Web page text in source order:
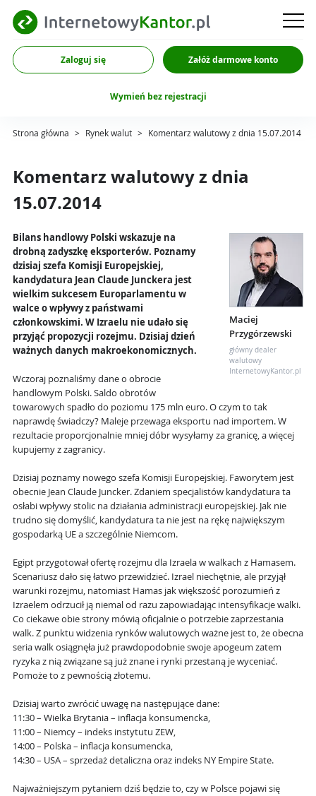
Zaloguj się Załóż darmowe konto
Wymień bez rejestracji
Strona główna > Rynek walut > Komentarz walutowy z dnia 15.07.2014
Komentarz walutowy z dnia
15.07.2014
Maciej
Przygórzewski
główny dealer
walutowy
InternetowyKantor.pl
Bilans handlowy Polski wskazuje na
drobną zadyszkę eksporterów. Poznamy
dzisiaj szefa Komisji Europejskiej,
kandydatura Jean Claude Junckera jest
wielkim sukcesem Europarlamentu w
walce o wpływy z państwami
członkowskimi. W Izraelu nie udało się
przyjąć propozycji rozejmu. Dzisiaj dzień
ważnych danych makroekonomicznych.
Wczoraj poznaliśmy dane o obrocie
handlowym Polski. Saldo obrotów
towarowych spadło do poziomu 175 mln euro. O czym to tak
naprawdę świadczy? Maleje przewaga eksportu nad importem. W
rezultacie proporcjonalnie mniej dóbr wysyłamy za granicę, a więcej
kupujemy z zagranicy.
Dzisiaj poznamy nowego szefa Komisji Europejskiej. Faworytem jest
obecnie Jean Claude Juncker. Zdaniem specjalistów kandydatura ta
osłabi wpływy stolic na działania administracji europejskiej. Jak nie
trudno się domyślić, kandydatura ta nie jest na rękę największym
gospodarką UE a szczególnie Niemcom.
Egipt przygotował ofertę rozejmu dla Izraela w walkach z Hamasem.
Scenariusz dało się łatwo przewidzieć. Izrael niechętnie, ale przyjął
warunki rozejmu, natomiast Hamas jak większość porozumień z
Izraelem odrzucił ją niemal od razu zapowiadając intensyfikacje walki.
Co ciekawe obie strony mówią oficjalnie o potrzebie zaprzestania
walk. Z punktu widzenia rynków walutowych ważne jest to, że obecna
seria walk osiągnęła już prawdopodobnie swoje apogeum zatem
ryzyka z nią związane są już znane i rynki przestaną je wyceniać.
Pomoże to z pewnością złotemu.
Dzisiaj warto zwrócić uwagę na następujące dane:
11:30 – Wielka Brytania – inflacja konsumencka,
11:00 – Niemcy – indeks instytutu ZEW,
14:00 – Polska – inflacja konsumencka,
14:30 – USA – sprzedaż detaliczna oraz indeks NY Empire State.
Najważniejszym pytaniem dziś będzie to, czy w Polsce pojawi się